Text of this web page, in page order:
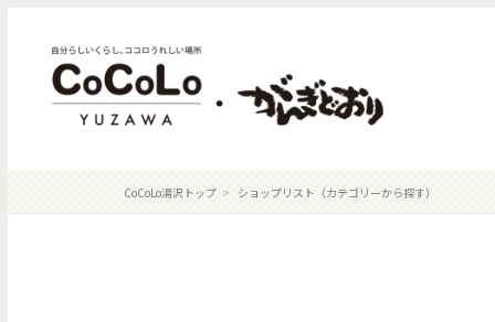
CoCoLo湯沢トップ ショップリスト（カテゴリーから探す）